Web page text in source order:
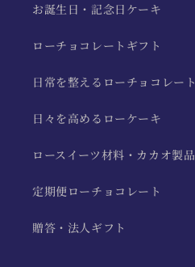
お誕生日・記念日ケーキ
ローチョコレートギフト
日常を整えるローチョコレート
日々を高めるローケーキ
ロースイーツ材料・カカオ製品
定期便ローチョコレート
贈答・法人ギフト